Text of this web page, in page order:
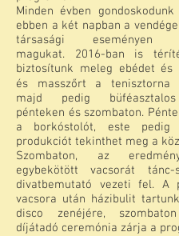
Minden évben
ebben a két napban a
társasági eseményen
magukat. 2016-ban is
biztosítunk meleg ebédet és
és masszőrt a tenisztorna
majd pedig
pénteken és szombaton.
a borkóstolót, este pedig
produkciót tekinthet meg a
Szombaton, az
egybekötött vacsorát tánc-
divatbemutató vezeti fel. A
vacsora után házibulit
disco zenéjére,
díjátadó ceremónia zárja a